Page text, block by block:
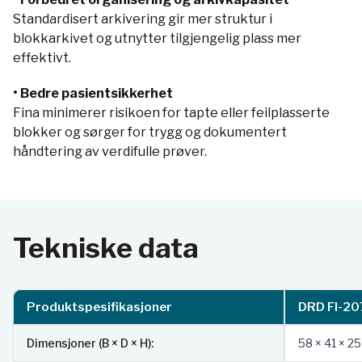
Standardisert arkivering gir mer struktur i
blokkarkivet og utnytter tilgjengelig plass mer
effektivt.
• Bedre pasientsikkerhet
Fina minimerer risikoen for tapte eller feilplasserte
blokker og sørger for trygg og dokumentert
håndtering av verdifulle prøver.
Tekniske data
Produktspesifikasjoner DRD FI-
Dimensjoner (B × D × H): 58 × 41 ×